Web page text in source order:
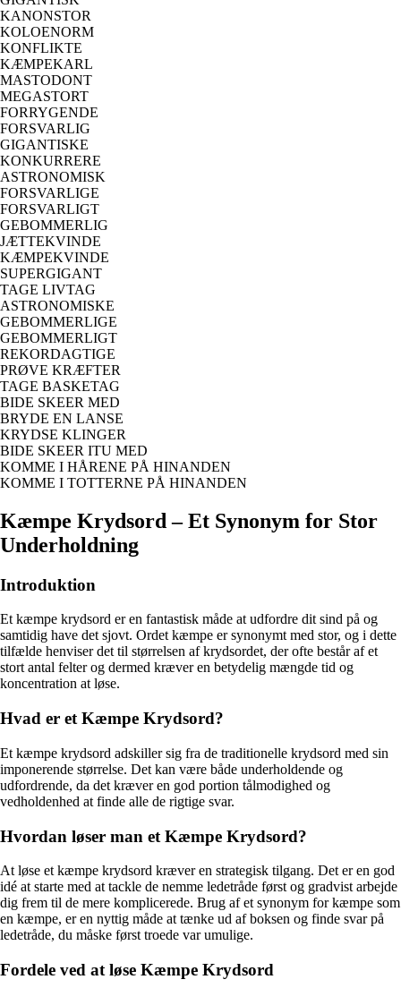
KANONSTOR
KOLOENORM
KONFLIKTE
KÆMPEKARL
MASTODONT
MEGASTORT
FORRYGENDE
FORSVARLIG
GIGANTISKE
KONKURRERE
ASTRONOMISK
FORSVARLIGE
FORSVARLIGT
GEBOMMERLIG
JÆTTEKVINDE
KÆMPEKVINDE
SUPERGIGANT
TAGE LIVTAG
ASTRONOMISKE
GEBOMMERLIGE
GEBOMMERLIGT
REKORDAGTIGE
PRØVE KRÆFTER
TAGE BASKETAG
BIDE SKEER MED
BRYDE EN LANSE
KRYDSE KLINGER
BIDE SKEER ITU MED
KOMME I HÅRENE PÅ HINANDEN
KOMME I TOTTERNE PÅ HINANDEN
Kæmpe Krydsord – Et Synonym for Stor
Underholdning
Introduktion
Et kæmpe krydsord er en fantastisk måde at udfordre dit sind på og
samtidig have det sjovt. Ordet kæmpe er synonymt med stor, og i dette
tilfælde henviser det til størrelsen af krydsordet, der ofte består af et
stort antal felter og dermed kræver en betydelig mængde tid og
koncentration at løse.
Hvad er et Kæmpe Krydsord?
Et kæmpe krydsord adskiller sig fra de traditionelle krydsord med sin
imponerende størrelse. Det kan være både underholdende og
udfordrende, da det kræver en god portion tålmodighed og
vedholdenhed at finde alle de rigtige svar.
Hvordan løser man et Kæmpe Krydsord?
At løse et kæmpe krydsord kræver en strategisk tilgang. Det er en god
idé at starte med at tackle de nemme ledetråde først og gradvist arbejde
dig frem til de mere komplicerede. Brug af et synonym for kæmpe som
en kæmpe, er en nyttig måde at tænke ud af boksen og finde svar på
ledetråde, du måske først troede var umulige.
Fordele ved at løse Kæmpe Krydsord